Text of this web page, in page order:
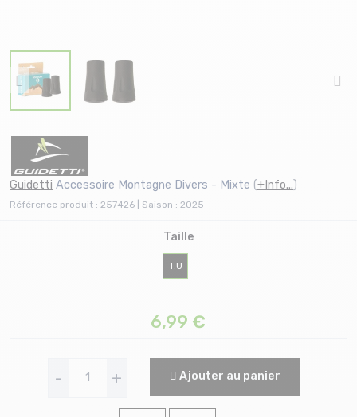
Guidetti Accessoire Montagne Divers - Mixte (+Info...)
Référence produit : 257426 | Saison : 2025
Taille
T.U
6,99 €
- + Ajouter au panier